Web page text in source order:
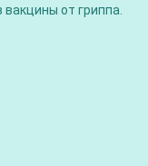
от гриппа.